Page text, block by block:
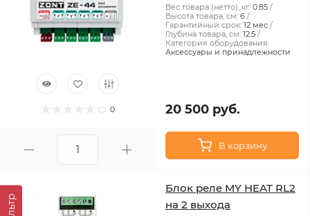
0
Вес товара (нетто), кг: 0.85
Высота товара, см: 6
Гарантийный срок: 12 мес
Глубина товара, см: 12.5
Категория оборудования:
Аксессуары и принадлежности
20 500 руб.
В корзину
Блок реле MY HEAT RL2
на 2 выхода